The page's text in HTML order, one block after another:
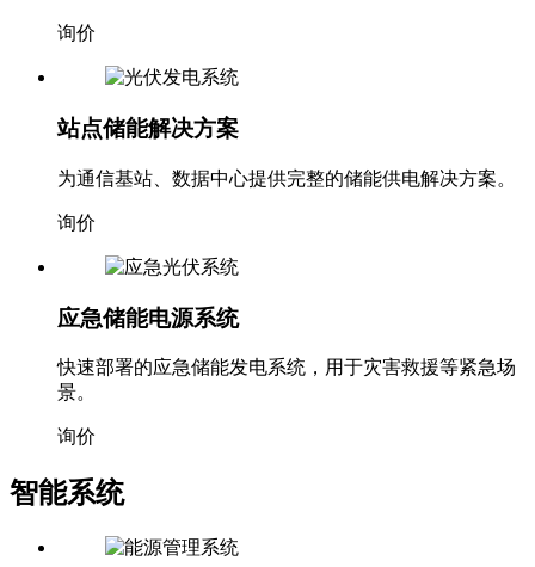
询价
站点储能解决方案
为通信基站、数据中心提供完整的储能供电解决方案。
询价
应急储能电源系统
快速部署的应急储能发电系统，用于灾害救援等紧急场
景。
询价
智能系统